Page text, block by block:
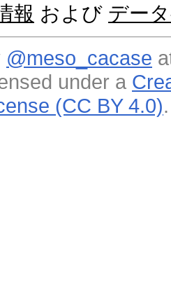
報 および デー
@meso_cacase
under a
(CC BY 4.0).